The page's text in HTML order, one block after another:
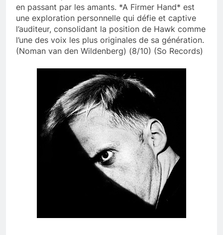
en passant par les amants. *A Firmer Hand* est
une exploration personnelle qui défie et captive
l’auditeur, consolidant la position de Hawk comme
l’une des voix les plus originales de sa génération.
(Noman van den Wildenberg) (8/10) (So Records)